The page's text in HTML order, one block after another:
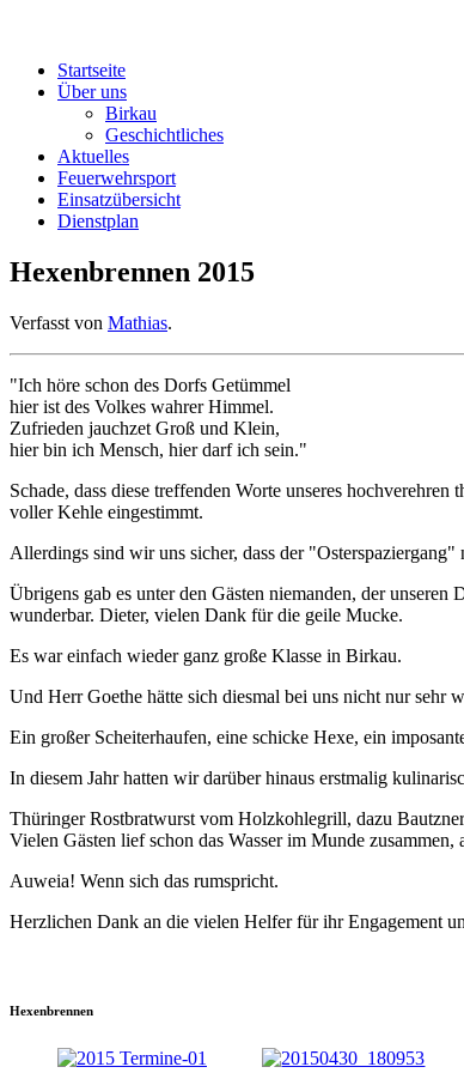
Startseite
Über uns
Birkau
Geschichtliches
Aktuelles
Feuerwehrsport
Einsatzübersicht
Dienstplan
Hexenbrennen 2015
Verfasst von Mathias.
"Ich höre schon des Dorfs Getümmel
hier ist des Volkes wahrer Himmel.
Zufrieden jauchzet Groß und Klein,
hier bin ich Mensch, hier darf ich sein."
Schade, dass diese treffenden Worte unseres
voller Kehle eingestimmt.
Allerdings sind wir uns sicher, dass der
Übrigens gab es unter den Gästen niemanden, der
wunderbar. Dieter, vielen Dank für die geile Mucke.
Es war einfach wieder ganz große Klasse in Birkau.
Und Herr Goethe hätte sich diesmal bei uns nicht nur sehr
Ein großer Scheiterhaufen, eine schicke Hexe, ein
In diesem Jahr hatten wir darüber hinaus erstmalig
Thüringer Rostbratwurst vom Holzkohlegrill, dazu
Vielen Gästen lief schon das Wasser im Munde zusammen,
Auweia! Wenn sich das rumspricht.
Herzlichen Dank an die vielen Helfer für ihr Engagement
Hexenbrennen